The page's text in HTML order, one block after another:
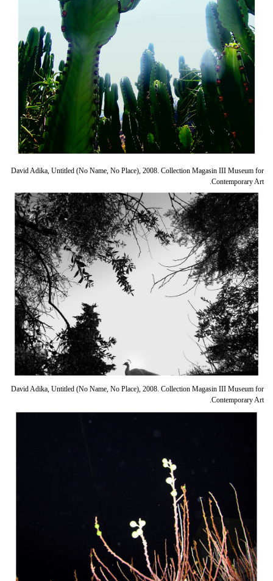
David Adika, Untitled (No Name, No Place), 2008. Collection Magasin III Museum for
Contemporary Art.
David Adika, Untitled (No Name, No Place), 2008. Collection Magasin III Museum for
Contemporary Art.